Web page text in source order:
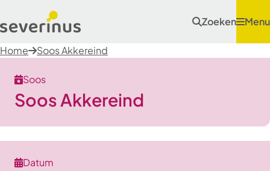
Zoeken Menu
Home Soos Akkereind
Soos
Soos Akkereind
Datum